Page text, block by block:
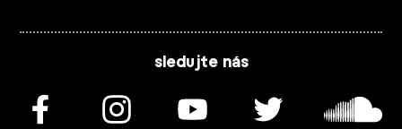
sledujte nás